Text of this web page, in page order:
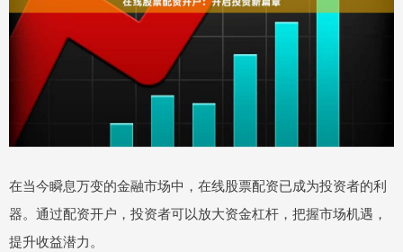
在当今瞬息万变的金融市场中，在线股票配资已成为投资者的利
器。通过配资开户，投资者可以放大资金杠杆，把握市场机遇，
提升收益潜力。